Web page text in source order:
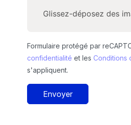
Glissez-déposez des
Formulaire protégé par
confidentialité et les Conditions
s'appliquent.
Envoyer